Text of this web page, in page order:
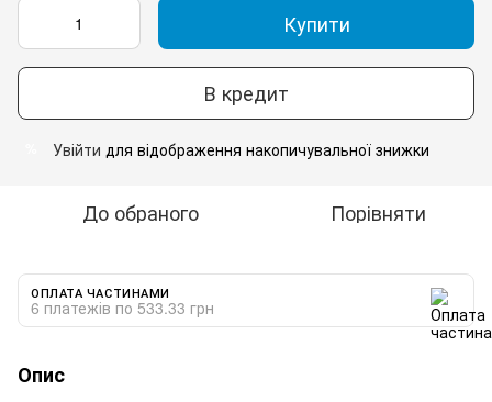
Купити
В кредит
Увійти для відображення накопичувальної знижки
До обраного Порівняти
ОПЛАТА ЧАСТИНАМИ
6 платежів по 533.33 грн
Опис